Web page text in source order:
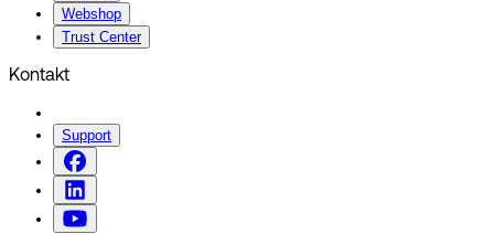
Webshop
Trust Center
Kontakt
Support